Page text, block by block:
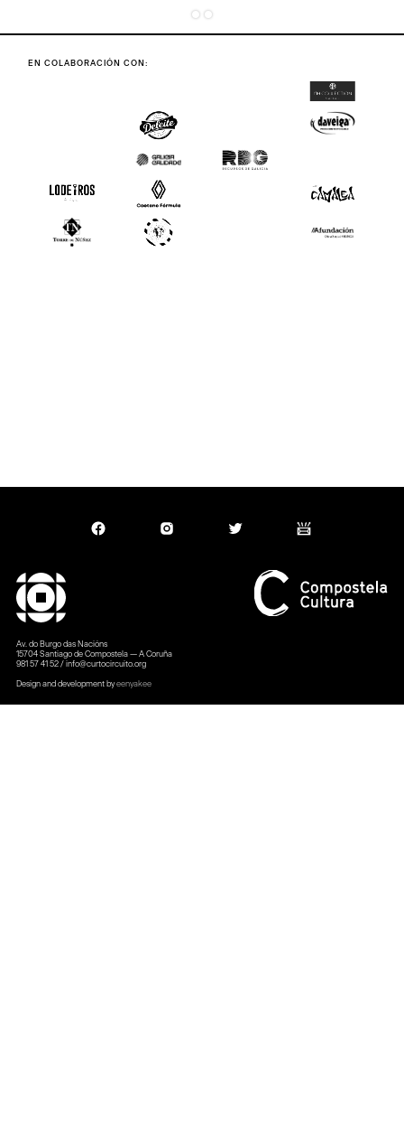
EN COLABORACIÓN CON:
Av. do Burgo das Nacións
15704 Santiago de Compostela — A Coruña
981 57 41 52 / info@curtocircuito.org
Design and development byeenyakee